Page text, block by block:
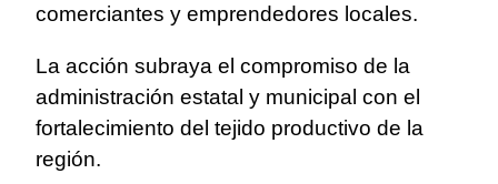
comerciantes y emprendedores locales.
La acción subraya el compromiso de la
administración estatal y municipal con el
fortalecimiento del tejido productivo de la
región.